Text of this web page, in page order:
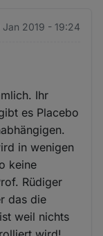
Jan 2019 - 19:24
Ihr
es Placebo
in wenigen
keine
Rüdiger
das die
weil nichts